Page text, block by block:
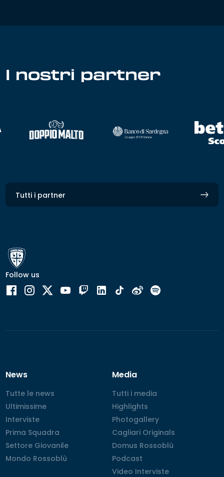
I nostri partner
Tutti i partner
Follow us
News
Tutte le news
Tutte le news
Ultimissime
Ultimissime
Interviste
Interviste
Prima Squadra
Prima Squadra
Settore Giovanile
Settore Giovanile
Mondo Rossoblù
Mondo Rossoblù
Media
Tutti i media
Tutti i media
Highlights
Highlights
Photogallery
Photogallery
Cagliari Originals
Cagliari Originals
Domus Rossoblù
Domus Rossoblù
Podcast
Podcast
Video Interviste
Video Interviste